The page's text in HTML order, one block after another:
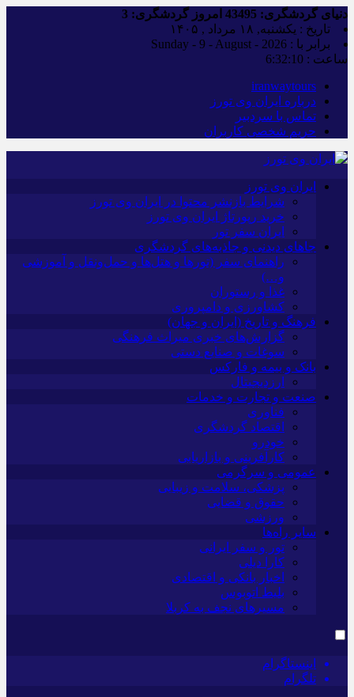
دنیای گردشگری: امروز گردشگری:
تاریخ : یکشنبه, ۱۸ مرداد , ۱۴۰۵
برابر با : Sunday - 9 - August - 2026
ساعت : 6:32:11
iranwaytours
درباره ایران وی تورز
تماس با سردبیر
حریم شخصی کاربران
ایران وی تورز
شرایط بازنشر محتوا در ایران وی تورز
خرید رپورتاژ ایران وی تورز
ایران سفر تور
جاهای دیدنی و جاذبه‌های گردشگری
راهنمای سفر (تورها و هتل‌ها و حمل‌و‌نقل و آموزشی
و…)
غذا و رستوران
کشاورزی و دامپروری
فرهنگ و تاریخ (ایران و جهان)
گزارش‌های خبری میراث فرهنگی
سوغات و صنایع دستی
بانک و بیمه و فارکس
ارزدیجیتال
صنعت و تجارت و خدمات
فناوری
اقتصاد گردشگری
خودرو
کارآفرینی و بازاریابی
عمومی و سرگرمی
پزشکی، سلامت و زیبایی
حقوق و قضایی
ورزشی
سایر راه‌ها
تور و سفر ایرانی
کارا دیلی
اخبار بانکی و اقتصادی
بلیط اتوبوس
مسیرهای نجف به کربلا
اینستاگرام
تلگرام